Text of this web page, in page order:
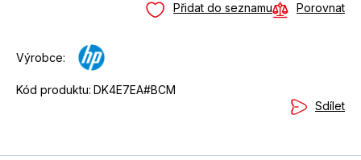
Přidat do seznamu Porovnat
Výrobce:
Kód produktu: DK4E7EA#BCM
Sdílet